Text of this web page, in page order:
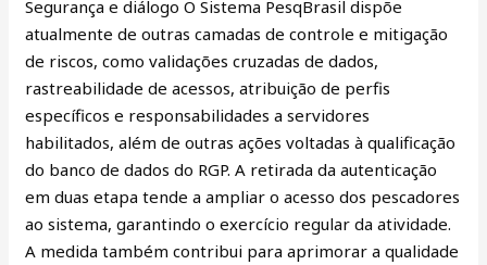
Segurança e diálogo O Sistema PesqBrasil dispõe
atualmente de outras camadas de controle e mitigação
de riscos, como validações cruzadas de dados,
rastreabilidade de acessos, atribuição de perfis
específicos e responsabilidades a servidores
habilitados, além de outras ações voltadas à qualificação
do banco de dados do RGP. A retirada da autenticação
em duas etapa tende a ampliar o acesso dos pescadores
ao sistema, garantindo o exercício regular da atividade.
A medida também contribui para aprimorar a qualidade